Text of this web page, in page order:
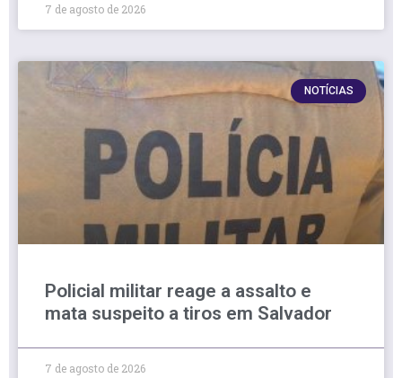
7 de agosto de 2026
NOTÍCIAS
Policial militar reage a assalto e
mata suspeito a tiros em Salvador
7 de agosto de 2026